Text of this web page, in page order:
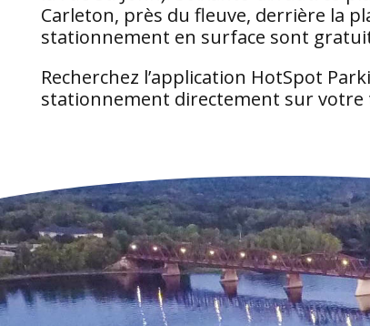
Carleton, près du fleuve, derrière la
stationnement en surface sont
Recherchez l’application HotSpot
stationnement directement sur votre